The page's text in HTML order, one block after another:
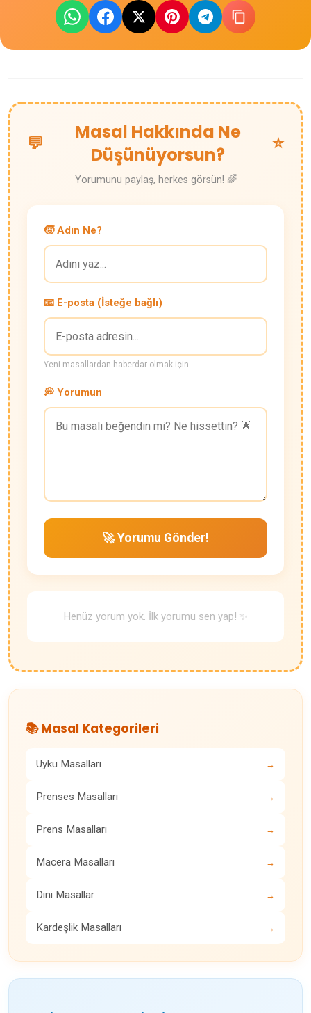
💬
Masal Hakkında Ne
Düşünüyorsun?
⭐
Yorumunu paylaş, herkes görsün! 🌈
🧒 Adın Ne?
📧 E-posta (İsteğe bağlı)
Yeni masallardan haberdar olmak için
💭 Yorumun
🚀 Yorumu Gönder!
Henüz yorum yok. İlk yorumu sen yap! ✨
📚 Masal Kategorileri
Uyku Masalları →
Prenses Masalları →
Prens Masalları →
Macera Masalları →
Dini Masallar →
Kardeşlik Masalları →